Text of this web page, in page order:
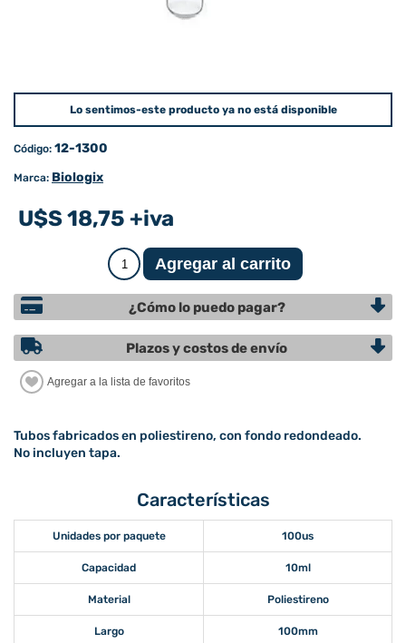
Lo sentimos-este producto ya no está disponible
Código: 12-1300
Marca: Biologix
U$S 18,75 +iva
¿Cómo lo puedo pagar?
Plazos y costos de envío
Tubos fabricados en poliestireno, con fondo redondeado.
No incluyen tapa.
Características
Unidades por paquete 100us
Capacidad 10ml
Material Poliestireno
Largo 100mm